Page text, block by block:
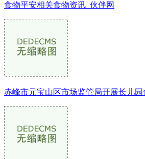
食物平安相关食物资讯_伙伴网
赤峰市元宝山区市场监管局开展长儿园